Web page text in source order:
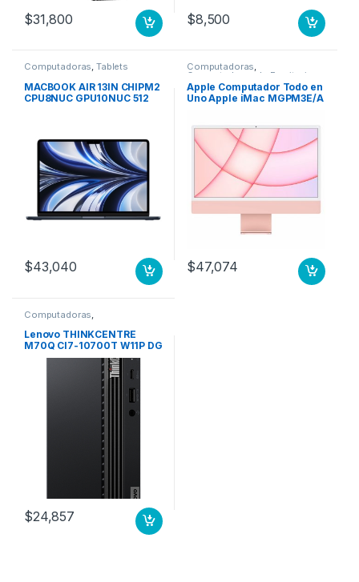
$31,800 $8,500
Computadoras,Tablets
MACBOOK AIR 13IN CHIPM2
CPU8NUC GPU10NUC 512
$43,040
Computadoras,
Computadoras de Escritorio
Apple Computador Todo en
Uno Apple iMac MGPM3E/A
256GB SSD – 61cm (24″)
4480 x 2520 – De Escritorio
– Rosa – macOS Big Sur –
IEEE 802.11 a/b/g/n/ac/ax –
143W CPU 8N GPU 8N 256
GB ROSA
$47,074
Computadoras
Computadoras de Escritorio
Lenovo THINKCENTRE
M70Q CI7-10700T W11P DG
W10P 16GB 512GB 3YO
-10700T WINDOWS 10 PRO
$24,857